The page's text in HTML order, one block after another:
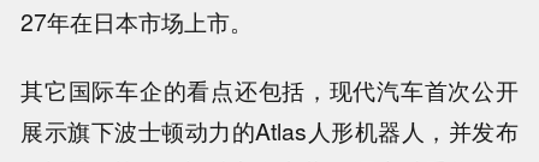
27年在日本市场上市。
其它国际车企的看点还包括，现代汽车首次公开
展示旗下波士顿动力的Atlas人形机器人，并发布